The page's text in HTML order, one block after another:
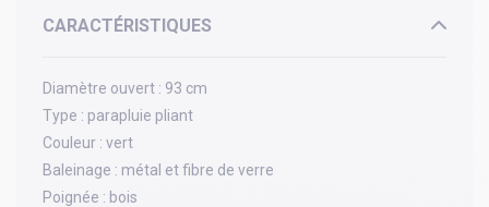
CARACTÉRISTIQUES
Diamètre ouvert : 93 cm
Type : parapluie pliant
Couleur : vert
Baleinage : métal et fibre de verre
Poignée : bois